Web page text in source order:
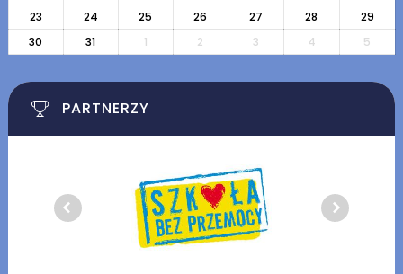
23
24 25 26 27 28
29
30
31 1 2 3 4 5
PARTNERZY